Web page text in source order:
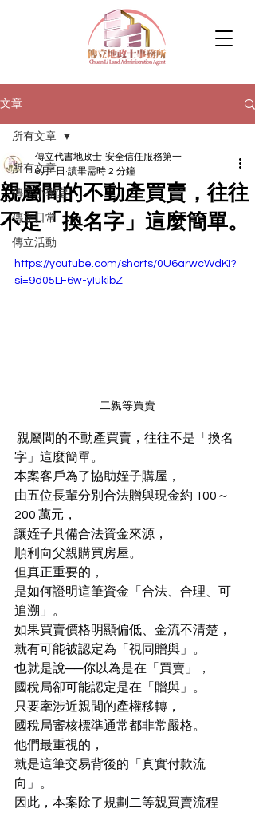
文章
所有文章
傳立小學堂
傳立日常
傳立活動
所有文章
親屬間的不動產買賣，往往
不是「換名字」這麼簡單。
傳立代書地政士-安全信任服務第一
6月1日 讀畢需時 2 分鐘
https://youtube.com/shorts/0U6arwcWdKI?
si=9d05LF6w-yIukibZ
二親等買賣
親屬間的不動產買賣，往往不是「換名
字」這麼簡單。
本案客戶為了協助姪子購屋，
由五位長輩分別合法贈與現金約 100～
200 萬元，
讓姪子具備合法資金來源，
順利向父親購買房屋。
但真正重要的，
是如何證明這筆資金「合法、合理、可
追溯」。
如果買賣價格明顯偏低、金流不清楚，
就有可能被認定為「視同贈與」。
也就是說──你以為是在「買賣」，
國稅局卻可能認定是在「贈與」。
只要牽涉近親間的產權移轉，
國稅局審核標準通常都非常嚴格。
他們最重視的，
就是這筆交易背後的「真實付款流
向」。
因此，本案除了規劃二等親買賣流程